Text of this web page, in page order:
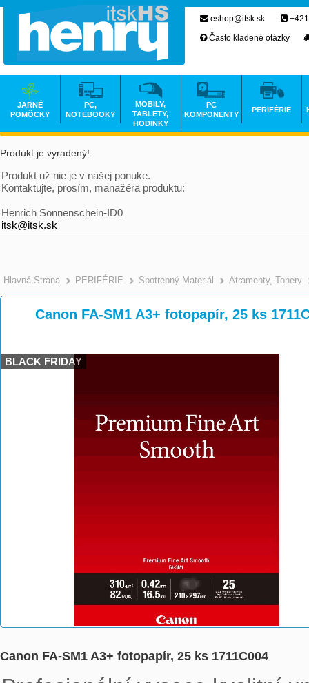
Produkt je vyradený!
Produkt už nie je v našej ponuke.
Kontaktujte, prosím, manažéra produktu:
Henrich Sonnenschein-ID0
itsk@itsk.sk
Hlavná Strana >
PERIFÉRIE >
Spotrebný Materiál >
Atramenty, Tonery
Canon FA-SM1 A3+ fotopapír, 25 ks
BLACK FRIDAY
Canon FA-SM1 A3+ fotopapír, 25 ks 1711C004
eshop@itsk.sk
Často kladené otázky
JARNÉ
POMÔCKY
PC,
NOTEBOOKY
MOBILY,
TABLETY,
HODINKY
PC
KOMPONENTY
PERIFÉRIE